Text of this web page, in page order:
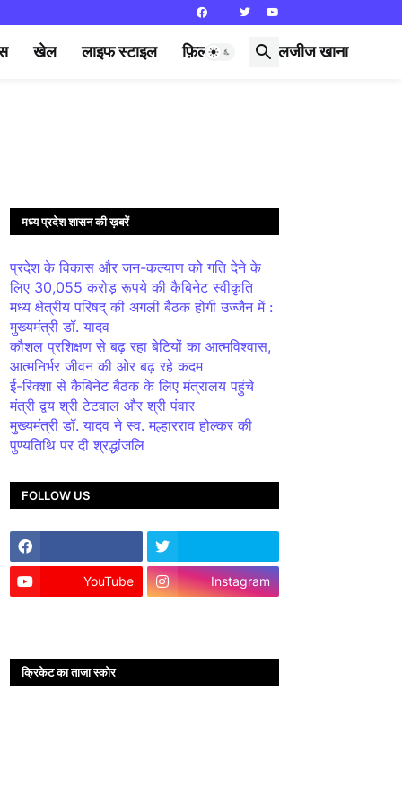
खेल लाइफ स्टाइल फ़िल्मी दुनिया लजीज खाना
मध्य प्रदेश शासन की ख़बरें
प्रदेश के विकास और जन-कल्याण को गति देने के
लिए 30,055 करोड़ रूपये की कैबिनेट स्वीकृति
मध्य क्षेत्रीय परिषद् की अगली बैठक होगी उज्जैन में :
मुख्यमंत्री डॉ. यादव
कौशल प्रशिक्षण से बढ़ रहा बेटियों का आत्मविश्वास,
आत्मनिर्भर जीवन की ओर बढ़ रहे कदम
ई-रिक्शा से कैबिनेट बैठक के लिए मंत्रालय पहुंचे
मंत्री द्वय श्री टेटवाल और श्री पंवार
मुख्यमंत्री डॉ. यादव ने स्व. मल्हारराव होल्कर की
पुण्यतिथि पर दी श्रद्धांजलि
FOLLOW US
YouTube Instagram
क्रिकेट का ताजा स्कोर